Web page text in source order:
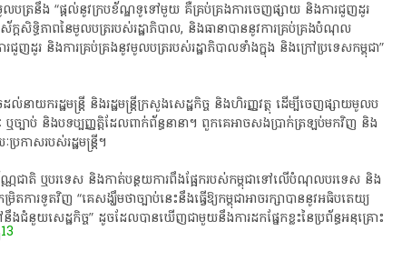
ត្រ​នឹង​ “​ផ្តល់​នូវ​ក្របខ័ណ្ឌ​ទូទៅ​មួយ​ គឺ​គ្រប់គ្រង​ការ​ចេញផ្សាយ​ និង​ការ​ជួញដូរ​
ដ​សិទ្ធិ​ភាព​នៃ​មូល​ប​ត្រ​របស់​រដ្ឋាភិបាល​,​ និង​ធានា​បាន​នូវ​ការ​គ្រប់គ្រង​បំណុល​
ញដូរ​ និង​ការ​គ្រប់គ្រង​នូវ​មូល​ប​ត្រ​របស់​រដ្ឋាភិបាល​ទាំង​ក្នុង​ និង​ក្រៅប្រទេស​កម្ពុជា​”​
យក​រដ្ឋមន្ត្រី​ និង​រដ្ឋមន្ត្រីក្រសួង​សេដ្ឋកិច្ច​ និង​ហិរញ្ញវត្ថុ​ ដើម្បី​ចេញផ្សាយ​មូល​ប​
ច្បាប់​ និង​បទ​ប្បញ្ញត្តិ​ដែល​ពាក់ព័ន្ធ​នានា​។​ ពួក​គេ​អាច​សង​ប្រាក់​ត្រឡប់​មក​វិញ​ និង​
រកាស​របស់​រដ្ឋមន្ត្រី​។​
ប័ណ្ណ​ជាតិ​ ឬ​បរទេស​ និង​កាត់​បន្ថយ​ការ​ពឹងផ្អែក​របស់​កម្ពុជា​ទៅ​លើ​បំណុល​បរទេស​ និង​
ារទូត​វិញ​ “​គេ​សង្ឃឹមថា​ច្បាប់​នេះ​នឹង​ធ្វើ​ឱ្យ​កម្ពុជា​អាច​រក្សា​បាន​នូវ​អធិបតេយ្យ
ង​ជំនួយ​សេដ្ឋកិច្ច​”​ ដូចដែល​បានឃើញ​ជាមួយនឹង​ការ​ដក​ផ្នែក​ខ្លះ​នៃ​ប្រព័ន្ធ​អនុគ្រោះ​
13